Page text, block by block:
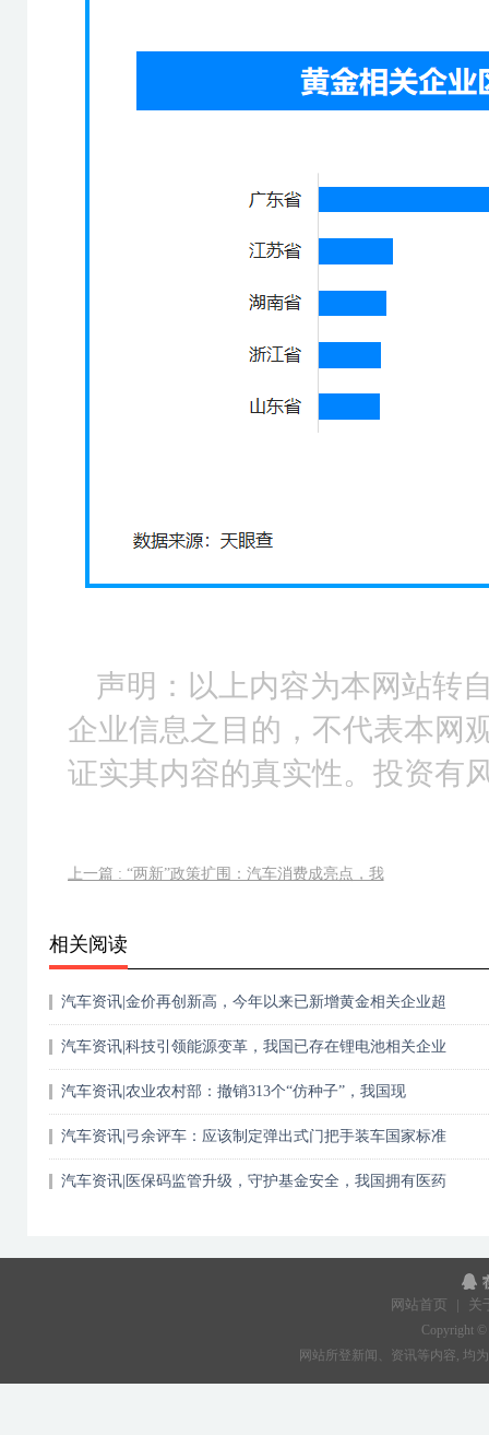
声明：以上内容为本网站转
企业信息之目的，不代表本网
证实其内容的真实性。投资有
上一篇 : “两新”政策扩围：汽车消费成亮点，我
相关阅读
汽车资讯|金价再创新高，今年以来已新增黄金相关企业超
汽车资讯|科技引领能源变革，我国已存在锂电池相关企业
汽车资讯|农业农村部：撤销313个“仿种子”，我国现
汽车资讯|弓余评车：应该制定弹出式门把手装车国家标准
汽车资讯|医保码监管升级，守护基金安全，我国拥有医药
网站首页 | 关
Copyright ©
网站所登新闻、资讯等内容, 均